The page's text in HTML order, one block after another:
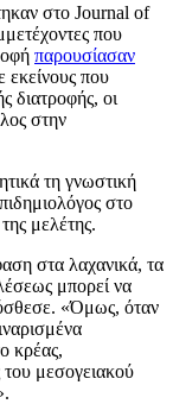
στο Journal of
που
παρουσίασαν
εκείνους που
διατροφής, οι
στην
τη γνωστική
στο
μελέτης.
στα λαχανικά, τα
μπορεί να
«Όμως, όταν
κρέας,
μεσογειακού